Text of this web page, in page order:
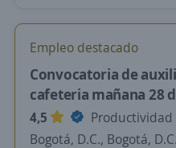
Empleo destacado
Convocatoria de
cafeteria mañana 28
4,5
Productividad
Bogotá, D.C., Bogotá, D.C.